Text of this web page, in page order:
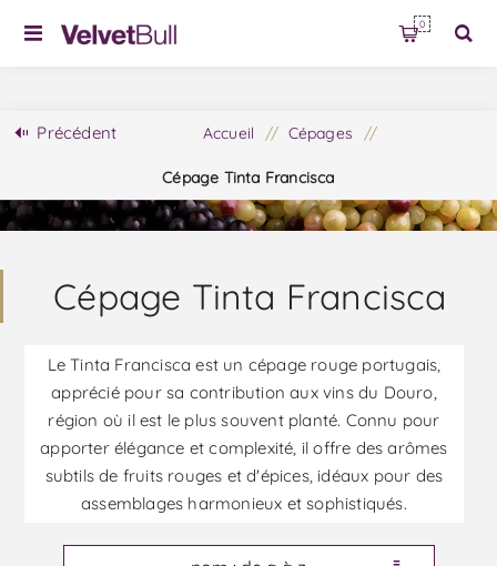
0
Précédent Accueil / Cépages /
Cépage Tinta Francisca
Cépage Tinta Francisca
Le Tinta Francisca est un cépage rouge portugais,
apprécié pour sa contribution aux vins du Douro,
région où il est le plus souvent planté. Connu pour
apporter élégance et complexité, il offre des arômes
subtils de fruits rouges et d'épices, idéaux pour des
assemblages harmonieux et sophistiqués.